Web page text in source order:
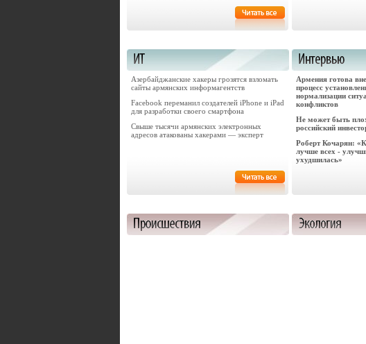
Азербайджанские хакеры грозятся взломать
сайты армянских информагентств
Facebook переманил создателей iPhone и iPad
для разработки своего смартфона
Свыше тысячи армянских электронных
адресов атакованы хакерами — эксперт
Армения готова
процесс
нормализации
конфликтов
Не может быть
российский
Роберт Кочарян:
лучше всех -
ухудшилась»